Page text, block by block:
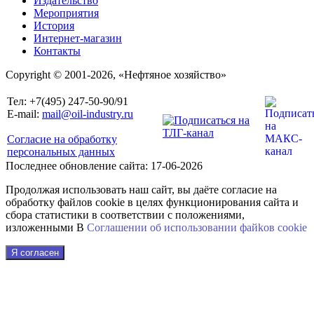
Мероприятия
История
Интернет-магазин
Контакты
Copyright © 2001-2026, «Нефтяное хозяйство»
Тел: +7(495) 247-50-90/91
E-mail: mail@oil-industry.ru
Согласие на обработку
персональных данных
Последнее обновление сайта: 17-06-2026
Продолжая использовать наш сайт, вы даёте согласие на
обработку файлов cookie в целях функционирования сайта и
сбора статистики в соответствии с положениями,
изложенными В Соглашении об использовании файkов cookie
Я согласен